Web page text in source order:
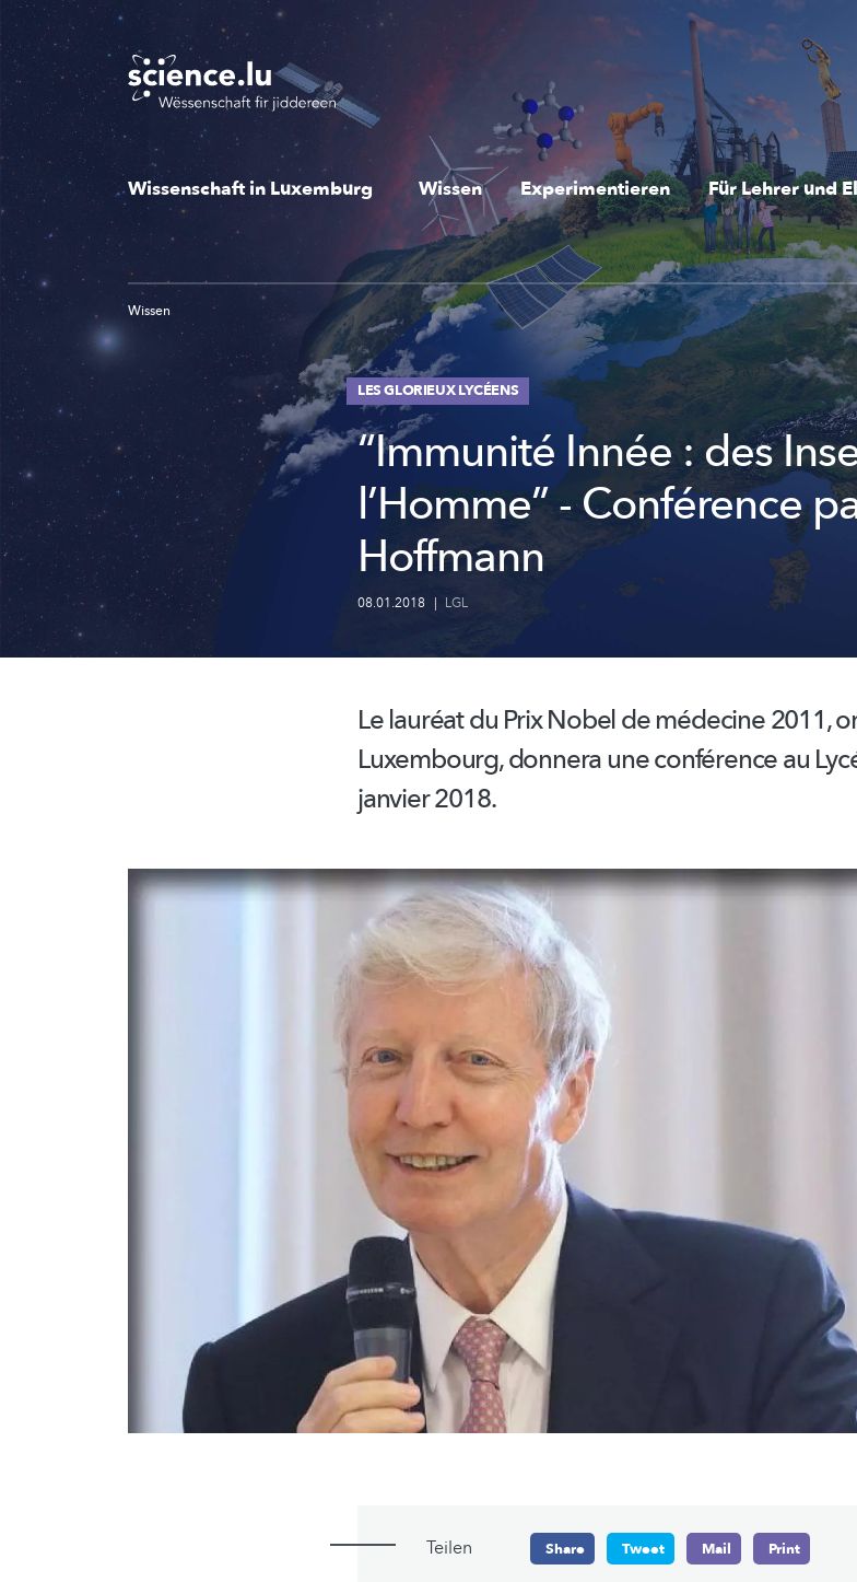
Skip
to
main
content
Wissenschaft in Luxemburg Wissen Experimentieren Für Lehrer und
Wissen
LES GLORIEUX LYCÉENS
“Immunité Innée : des
l’Homme” - Conférence
Hoffmann
08.01.2018 | LGL
Le lauréat du Prix Nobel de médecine 2011,
Luxembourg, donnera une conférence au
janvier 2018.
Teilen Share Tweet Mail Print